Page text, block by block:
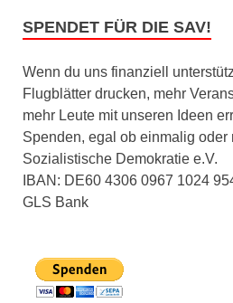
SPENDET FÜR DIE SAV!
Wenn du uns finanziell
Flugblätter drucken, mehr
mehr Leute mit unseren Ideen
Spenden, egal ob einmalig oder
Sozialistische Demokratie e.V.
IBAN: DE60 4306 0967 1024
GLS Bank